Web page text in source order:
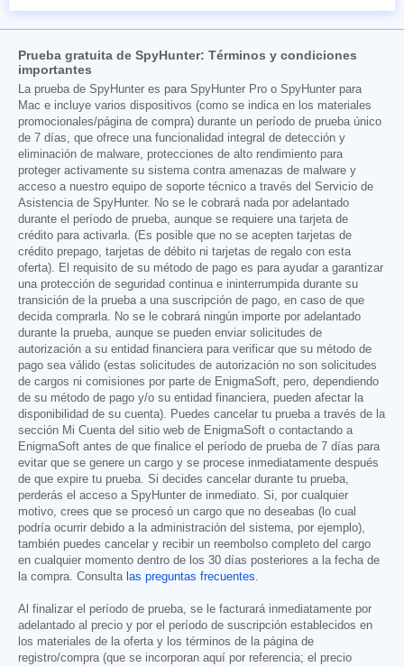
Prueba gratuita de SpyHunter: Términos y condiciones
importantes
La prueba de SpyHunter es para SpyHunter Pro o SpyHunter para
Mac e incluye varios dispositivos (como se indica en los materiales
promocionales/página de compra) durante un período de prueba único
de 7 días, que ofrece una funcionalidad integral de detección y
eliminación de malware, protecciones de alto rendimiento para
proteger activamente su sistema contra amenazas de malware y
acceso a nuestro equipo de soporte técnico a través del Servicio de
Asistencia de SpyHunter. No se le cobrará nada por adelantado
durante el período de prueba, aunque se requiere una tarjeta de
crédito para activarla. (Es posible que no se acepten tarjetas de
crédito prepago, tarjetas de débito ni tarjetas de regalo con esta
oferta). El requisito de su método de pago es para ayudar a garantizar
una protección de seguridad continua e ininterrumpida durante su
transición de la prueba a una suscripción de pago, en caso de que
decida comprarla. No se le cobrará ningún importe por adelantado
durante la prueba, aunque se pueden enviar solicitudes de
autorización a su entidad financiera para verificar que su método de
pago sea válido (estas solicitudes de autorización no son solicitudes
de cargos ni comisiones por parte de EnigmaSoft, pero, dependiendo
de su método de pago y/o su entidad financiera, pueden afectar la
disponibilidad de su cuenta). Puedes cancelar tu prueba a través de la
sección Mi Cuenta del sitio web de EnigmaSoft o contactando a
EnigmaSoft antes de que finalice el período de prueba de 7 días para
evitar que se genere un cargo y se procese inmediatamente después
de que expire tu prueba. Si decides cancelar durante tu prueba,
perderás el acceso a SpyHunter de inmediato. Si, por cualquier
motivo, crees que se procesó un cargo que no deseabas (lo cual
podría ocurrir debido a la administración del sistema, por ejemplo),
también puedes cancelar y recibir un reembolso completo del cargo
en cualquier momento dentro de los 30 días posteriores a la fecha de
la compra. Consulta las preguntas frecuentes.
Al finalizar el período de prueba, se le facturará inmediatamente por
adelantado al precio y por el período de suscripción establecidos en
los materiales de la oferta y los términos de la página de
registro/compra (que se incorporan aquí por referencia; el precio